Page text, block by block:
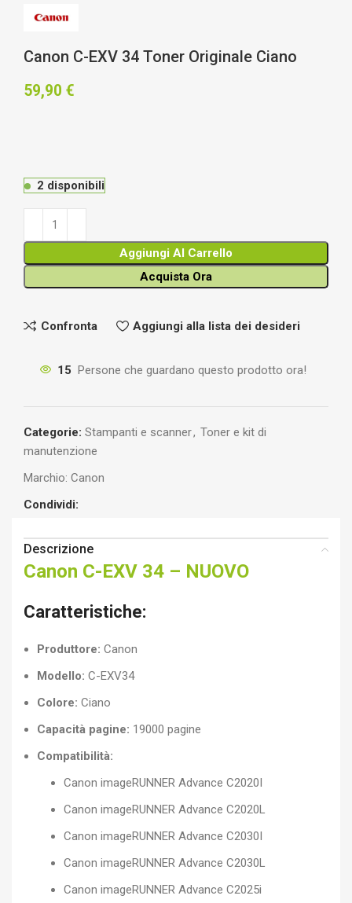
Canon C-EXV 34 Toner Originale Ciano
59,90 €
2 disponibili
Aggiungi Al Carrello
Acquista Ora
Confronta Aggiungi alla lista dei desideri
15 Persone che guardano questo prodotto ora!
Categorie: Stampanti e scanner, Toner e kit di
manutenzione
Marchio: Canon
Condividi:
Descrizione
Canon C-EXV 34 – NUOVO
Caratteristiche:
Produttore: Canon
Modello: C-EXV34
Colore: Ciano
Capacità pagine: 19000 pagine
Compatibilità:
Canon imageRUNNER Advance C2020I
Canon imageRUNNER Advance C2020L
Canon imageRUNNER Advance C2030I
Canon imageRUNNER Advance C2030L
Canon imageRUNNER Advance C2025i